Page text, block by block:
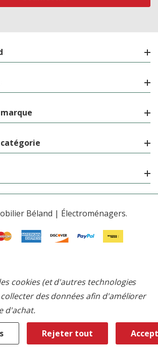
Béland | Électroménagers.
cookies (et d'autres technologies
des données afin d'améliorer
d'achat.
Rejeter tout